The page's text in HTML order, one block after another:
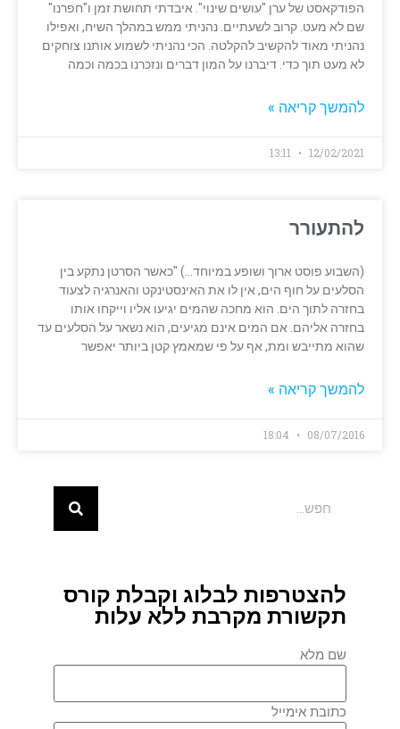
הפודקאסט של ערן "עושים שינוי". איבדתי תחושת זמן ו"חפרנו"
שם לא מעט. קרוב לשעתיים. נהניתי ממש במהלך השיח, ואפילו
נהניתי מאוד להקשיב להקלטה. הכי נהניתי לשמוע אותנו צוחקים
לא מעט תוך כדי. דיברנו על המון דברים ונזכרנו בכמה וכמה
להמשך קריאה »
12/02/2021
להתעורר
(השבוע פוסט ארוך ושופע במיוחד…) "כאשר הסרטן נתקע בין
הסלעים על חוף הים, אין לו את האינסטינקט והאנרגיה לצעוד
בחזרה לתוך הים. הוא מחכה שהמים יגיעו אליו וייקחו אותו
בחזרה אליהם. אם המים אינם מגיעים, הוא נשאר על הסלעים עד
שהוא מתייבש ומת, אף על פי שמאמץ קטן ביותר יאפשר
להמשך קריאה »
08/07/2016
להצטרפות לבלוג וקבלת קורס
תקשורת מקרבת ללא עלות
שם מלא
כתובת אימייל